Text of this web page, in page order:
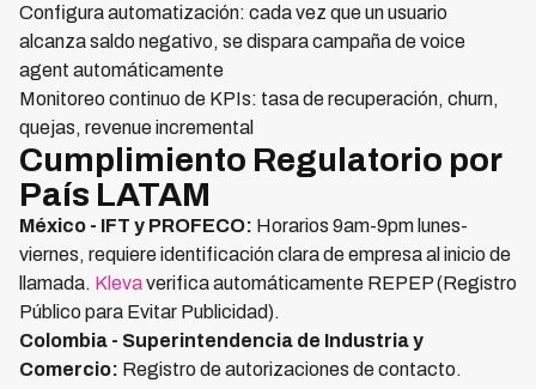
Configura automatización: cada vez que un usuario
alcanza saldo negativo, se dispara campaña de voice
agent automáticamente
Monitoreo continuo de KPIs: tasa de recuperación, churn,
quejas, revenue incremental
Cumplimiento Regulatorio por
País LATAM
México - IFT y PROFECO: Horarios 9am-9pm lunes-
viernes, requiere identificación clara de empresa al inicio de
llamada. Klevaverifica automáticamente REPEP (Registro
Público para Evitar Publicidad).
Colombia - Superintendencia de Industria y
Comercio: Registro de autorizaciones de contacto.